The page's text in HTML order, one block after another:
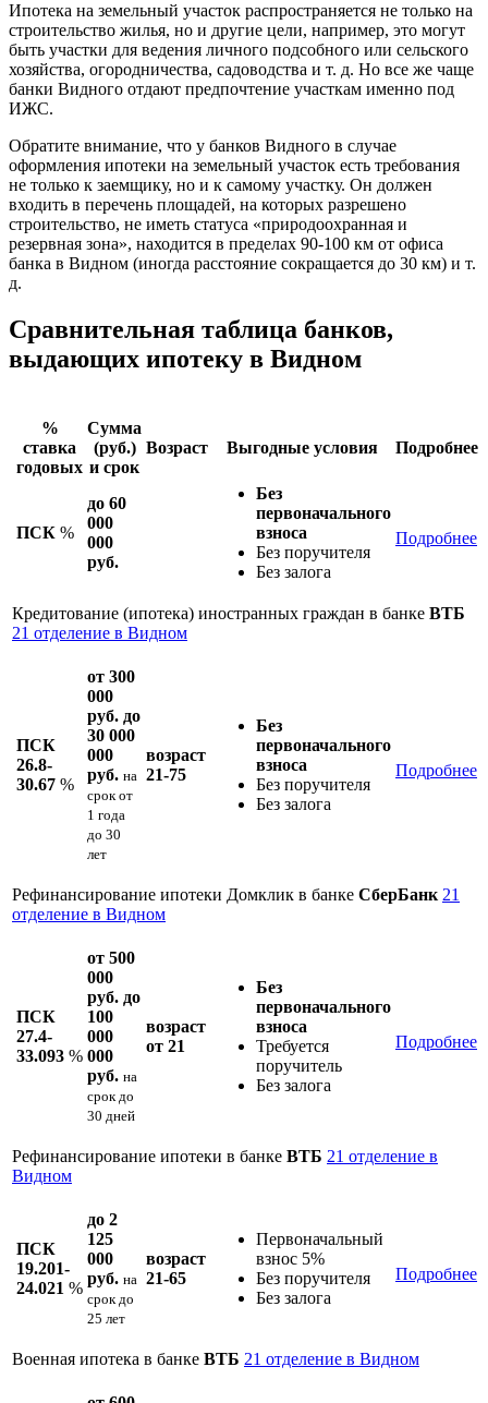
Ипотека на земельный участок распространяется не только на
строительство жилья, но и другие цели, например, это могут
быть участки для ведения личного подсобного или сельского
хозяйства, огородничества, садоводства и т. д. Но все же чаще
банки Видного отдают предпочтение участкам именно под
ИЖС.
Обратите внимание, что у банков Видного в случае
оформления ипотеки на земельный участок есть требования
не только к заемщику, но и к самому участку. Он должен
входить в перечень площадей, на которых разрешено
строительство, не иметь статуса «природоохранная и
резервная зона», находится в пределах 90-100 км от офиса
банка в Видном (иногда расстояние сокращается до 30 км) и т.
д.
Сравнительная таблица банков,
выдающих ипотеку в Видном
%
ставка
годовых
Сумма
(руб.)
и срок
Возраст Выгодные условия Подробнее
ПСК %
до 60
000
000
руб.
Без
первоначального
взноса
Без поручителя
Без залога
Подробнее
Кредитование (ипотека) иностранных граждан в банке ВТБ
21 отделение в Видном
ПСК
26.8-
30.67 %
от 300
000
руб. до
30 000
000
руб. на
срокот
1 года
до 30
лет
возраст
21-75
Без
первоначального
взноса
Без поручителя
Без залога
Подробнее
Рефинансирование ипотеки Домклик в банке СберБанк 21
отделение в Видном
ПСК
27.4-
33.093 %
от 500
000
руб. до
100
000
000
руб. на
срокдо
30 дней
возраст
от 21
Без
первоначального
взноса
Требуется
поручитель
Без залога
Подробнее
Рефинансирование ипотеки в банке ВТБ 21 отделение в
Видном
ПСК
19.201-
24.021 %
до 2
125
000
руб. на
срокдо
25 лет
возраст
21-65
Первоначальный
взнос 5%
Без поручителя
Без залога
Подробнее
Военная ипотека в банке ВТБ 21 отделение в Видном